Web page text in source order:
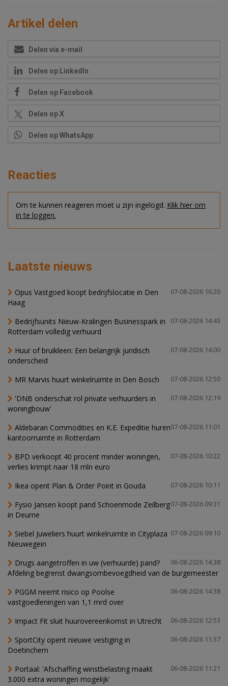
Artikel delen
Delen via e-mail
Delen op LinkedIn
Delen op Facebook
Delen op X
Delen op WhatsApp
Reacties
Om te kunnen reageren moet u zijn ingelogd. Klik hier om
in te loggen.
Laatste nieuws
07-08-2026 16:20
Opus Vastgoed koopt bedrijfslocatie in Den
Haag
07-08-2026 14:43
Bedrijfsunits Nieuw-Kralingen Businesspark in
Rotterdam volledig verhuurd
07-08-2026 14:00
Huur of bruikleen: Een belangrijk juridisch
onderscheid
07-08-2026 12:50
MR Marvis huurt winkelruimte in Den Bosch
07-08-2026 12:19
'DNB onderschat rol private verhuurders in
woningbouw'
07-08-2026 11:01
Aldebaran Commodities en K.E. Expeditie huren
kantoorruimte in Rotterdam
07-08-2026 10:22
BPD verkoopt 40 procent minder woningen,
verlies krimpt naar 18 mln euro
07-08-2026 10:11
Ikea opent Plan & Order Point in Gouda
07-08-2026 09:31
Fysio Jansen koopt pand Schoenmode Zeilberg
in Deurne
07-08-2026 09:10
Siebel Juweliers huurt winkelruimte in Cityplaza
Nieuwegein
06-08-2026 14:38
Drugs aangetroffen in uw (verhuurde) pand?
Afdeling begrenst dwangsombevoegdheid van de burgemeester
06-08-2026 14:38
PGGM neemt risico op Poolse
vastgoedleningen van 1,1 mrd over
06-08-2026 12:53
Impact Fit sluit huurovereenkomst in Utrecht
06-08-2026 11:37
SportCity opent nieuwe vestiging in
Doetinchem
06-08-2026 11:21
Portaal: 'Afschaffing winstbelasting maakt
3.000 extra woningen mogelijk'